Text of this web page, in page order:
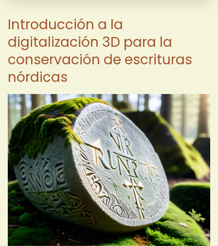
Introducción a la
digitalización 3D para la
conservación de escrituras
nórdicas